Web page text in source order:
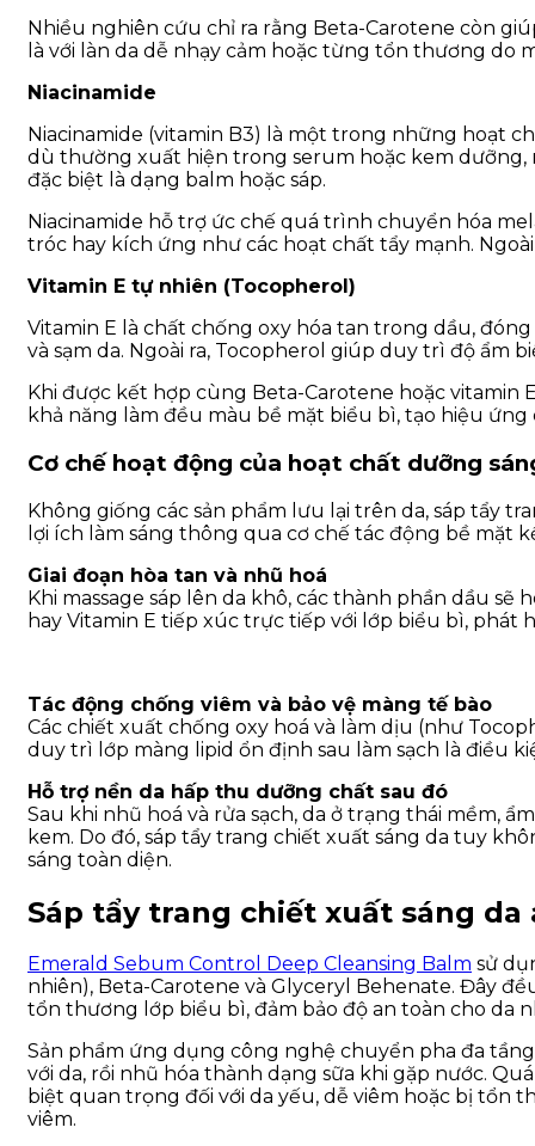
Nhiều nghiên cứu chỉ ra rằng Beta-Carotene còn
là với làn da dễ nhạy cảm hoặc từng tổn thương do
Niacinamide
Niacinamide (vitamin B3) là một trong những hoạt
dù thường xuất hiện trong serum hoặc kem dưỡng,
đặc biệt là dạng balm hoặc sáp.
Niacinamide hỗ trợ ức chế quá trình chuyển hóa
tróc hay kích ứng như các hoạt chất tẩy mạnh.
Vitamin E tự nhiên (Tocopherol)
Vitamin E là chất chống oxy hóa tan trong dầu,
và sạm da. Ngoài ra, Tocopherol giúp duy trì độ ẩm
Khi được kết hợp cùng Beta-Carotene hoặc vitamin
khả năng làm đều màu bề mặt biểu bì, tạo hiệu ứng
Cơ chế hoạt động của hoạt chất dưỡng
Không giống các sản phẩm lưu lại trên da, sáp tẩy
lợi ích làm sáng thông qua cơ chế tác động bề mặt
Giai đoạn hòa tan và nhũ hoá
Khi massage sáp lên da khô, các thành phần dầu
hay Vitamin E tiếp xúc trực tiếp với lớp biểu bì,
Tác động chống viêm và bảo vệ màng tế bào
Các chiết xuất chống oxy hoá và làm dịu (như
duy trì lớp màng lipid ổn định sau làm sạch là điều
Hỗ trợ nền da hấp thu dưỡng chất sau đó
Sau khi nhũ hoá và rửa sạch, da ở trạng thái mềm,
kem. Do đó, sáp tẩy trang chiết xuất sáng da tuy
sáng toàn diện.
Sáp tẩy trang chiết xuất sáng
Emerald Sebum Control Deep Cleansing Balm sử
nhiên), Beta-Carotene và Glyceryl Behenate. Đây
tổn thương lớp biểu bì, đảm bảo độ an toàn cho da
Sản phẩm ứng dụng công nghệ chuyển pha đa
với da, rồi nhũ hóa thành dạng sữa khi gặp nước.
biệt quan trọng đối với da yếu, dễ viêm hoặc bị tổn
viêm.